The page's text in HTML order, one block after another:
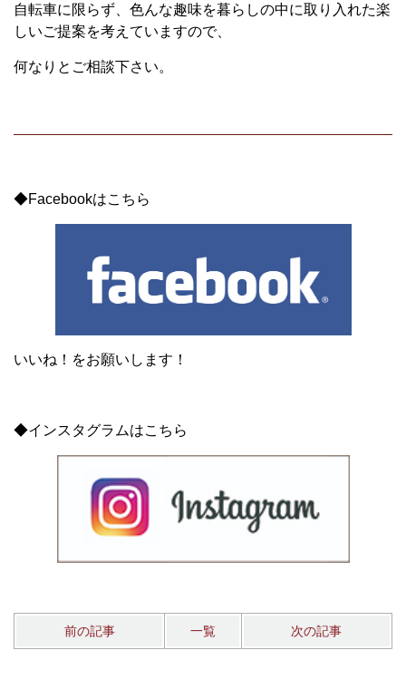
自転車に限らず、色んな趣味を暮らしの中に取り入れた楽
しいご提案を考えていますので、
何なりとご相談下さい。
◆Facebookはこちら
いいね！をお願いします！
◆インスタグラムはこちら
前の記事 一覧 次の記事